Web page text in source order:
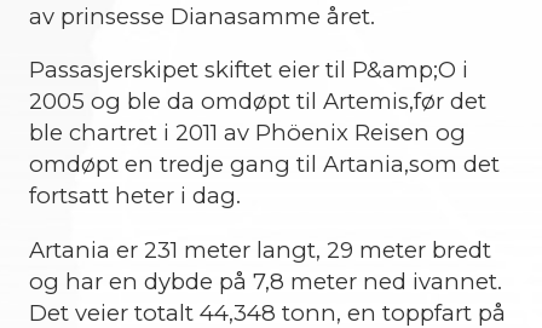
av prinsesse Dianasamme året.
Passasjerskipet skiftet eier til P&amp;O i
2005 og ble da omdøpt til Artemis,før det
ble chartret i 2011 av Phöenix Reisen og
omdøpt en tredje gang til Artania,som det
fortsatt heter i dag.
Artania er 231 meter langt, 29 meter bredt
og har en dybde på 7,8 meter ned ivannet.
Det veier totalt 44,348 tonn, en toppfart på